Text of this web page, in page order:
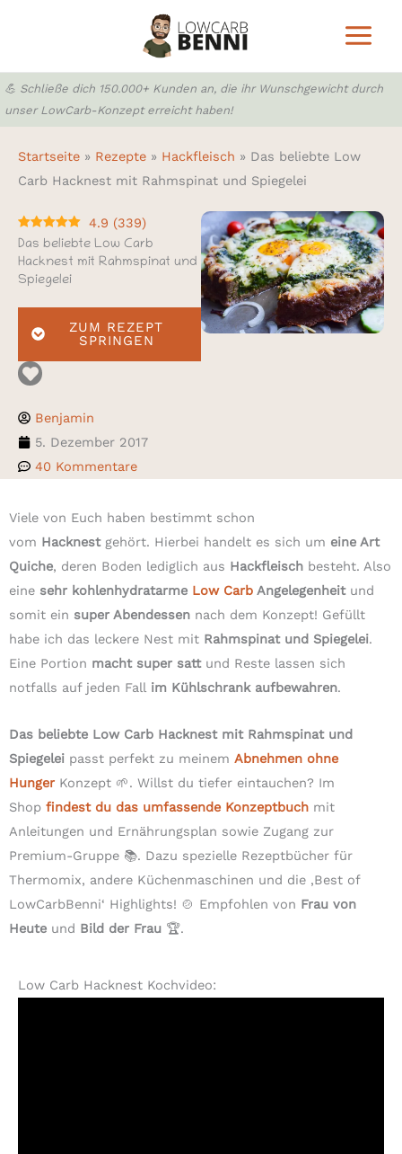
💪 Schließe dich 150.000+ Kunden an, die ihr Wunschgewicht durch
unser LowCarb-Konzept erreicht haben!
Startseite » Rezepte » Hackfleisch » Das beliebte Low
Carb Hacknest mit Rahmspinat und Spiegelei
4.9 (339)
Das beliebte Low Carb
Hacknest mit Rahmspinat und
Spiegelei
ZUM REZEPT
SPRINGEN
Benjamin
5. Dezember 2017
40 Kommentare
Viele von Euch haben bestimmt schon
vom Hacknestgehört. Hierbei handelt es sich um eine Art
Quiche, deren Boden lediglich aus Hackfleisch besteht. Also
eine sehr kohlenhydratarme Low Carb Angelegenheitund
somit ein super Abendessen nach dem Konzept! Gefüllt
habe ich das leckere Nest mit Rahmspinat und Spiegelei.
Eine Portion macht super sattund Reste lassen sich
notfalls auf jeden Fall im Kühlschrank aufbewahren.
Das beliebte Low Carb Hacknest mit Rahmspinat und
Spiegelei passt perfekt zu meinem Abnehmen ohne
HungerKonzept 🌱. Willst du tiefer eintauchen? Im
Shop findest du das umfassende Konzeptbuch mit
Anleitungen und Ernährungsplan sowie Zugang zur
Premium-Gruppe 📚. Dazu spezielle Rezeptbücher für
Thermomix, andere Küchenmaschinen und die ‚Best of
LowCarbBenni‘ Highlights! 🍲 Empfohlen von Frau von
Heute und Bild der Frau 🏆.
Low Carb Hacknest Kochvideo: